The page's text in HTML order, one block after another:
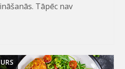
Tāpēc nav